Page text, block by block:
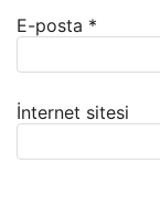
E-posta *
İnternet sitesi